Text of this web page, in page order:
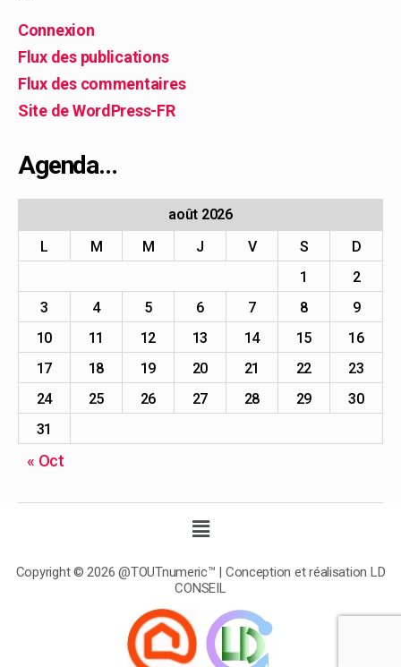
Connexion
Flux des publications
Flux des commentaires
Site de WordPress-FR
Agenda…
août 2026
L
M M J V S
D
1
2
3
4 5 6 7 8
9
10
11 12 13 14 15
16
17
18 19 20 21 22
23
24
25 26 27 28 29
30
31
« Oct
Copyright © 2026 @TOUTnumeric™ | Conception et réalisation LD
CONSEIL